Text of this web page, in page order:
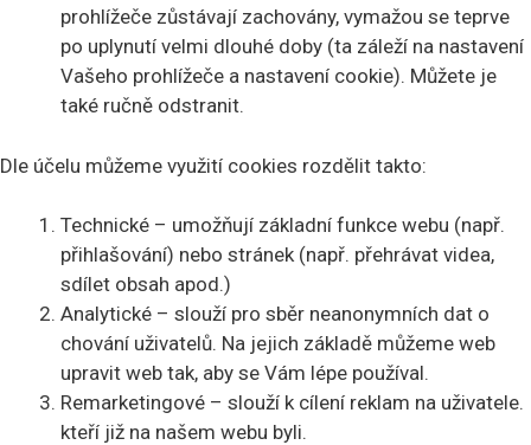
prohlížeče zůstávají zachovány, vymažou se teprve
po uplynutí velmi dlouhé doby (ta záleží na nastavení
Vašeho prohlížeče a nastavení cookie). Můžete je
také ručně odstranit.
Dle účelu můžeme využití cookies rozdělit takto:
Technické – umožňují základní funkce webu (např.
přihlašování) nebo stránek (např. přehrávat videa,
sdílet obsah apod.)
Analytické – slouží pro sběr neanonymních dat o
chování uživatelů. Na jejich základě můžeme web
upravit web tak, aby se Vám lépe používal.
Remarketingové – slouží k cílení reklam na uživatele.
kteří již na našem webu byli.